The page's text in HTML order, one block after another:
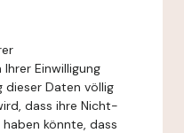
Einwilligung
Daten völlig
dass ihre Nicht-
könnte, dass